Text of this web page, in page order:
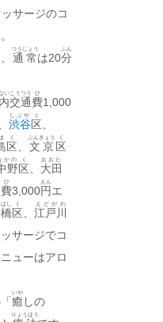
ッサージのコ
通常
つうじょう
は20分
ふん
い
交通
こうつう
費
ひ
1,000
渋谷
しぶや
区
く
区
く
文京
ぶんきょう
区
く
野
かの
区
く
大田
おおた
費
ひ
3,000円
えん
エ
し
区
く
江戸川
えどがわ
サージでコ
ューはアロ
癒
いや
しの
りょうほう